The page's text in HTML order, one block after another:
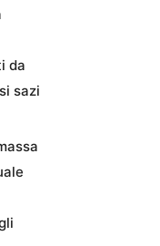
da
sazi